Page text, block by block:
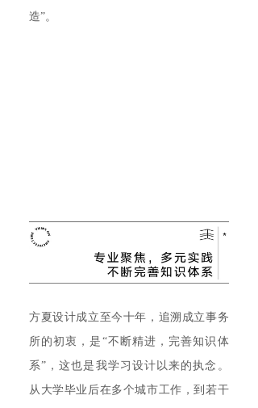
造”。
方夏设计成立至今十年，追溯成立事务
所的初衷，是“不断精进，完善知识体
系”，这也是我学习设计以来的执念。
从大学毕业后在多个城市工作，到若干